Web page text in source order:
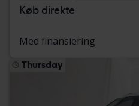
Køb direkte
Med finansiering
Thursday